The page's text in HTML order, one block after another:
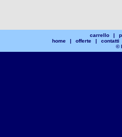
carrello |
home
| offerte |
contatti
©